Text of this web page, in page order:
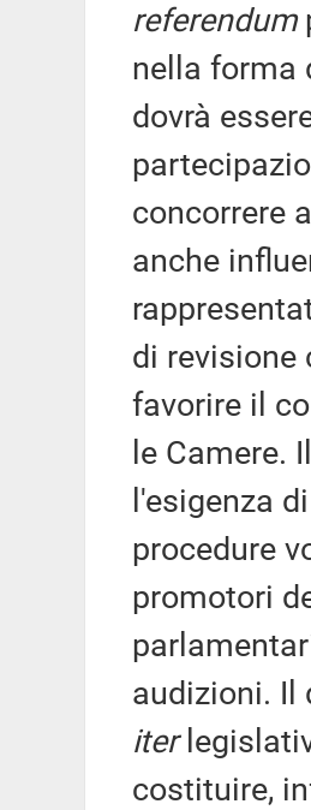
referendum
nella forma
dovrà
concorrere
anche
di revisione
favorire il
le Camere.
l'esigenza
procedure
promotori
audizioni. Il
iter
costituire,